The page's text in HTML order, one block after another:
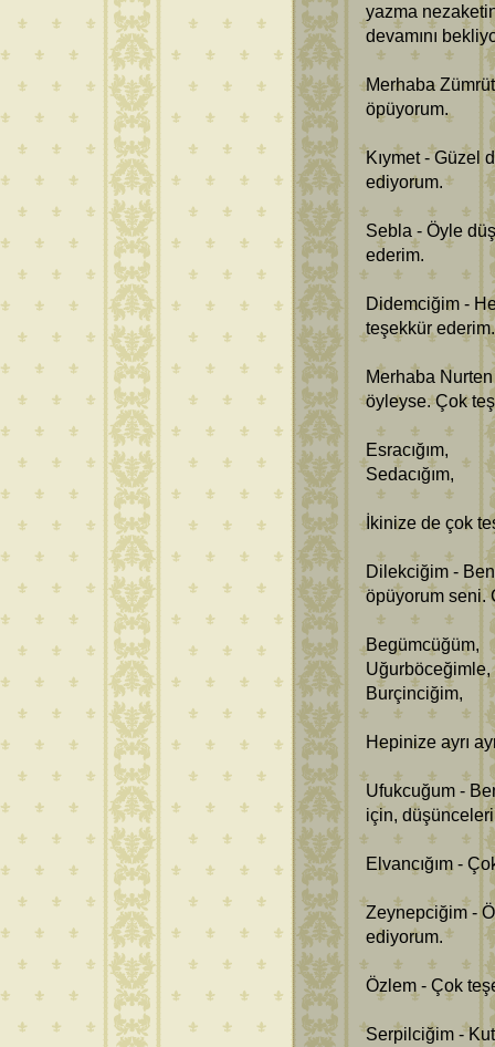
yazma
devamını
Merhaba
öpüyorum.
Kıymet - Güzel
ediyorum.
Sebla - Öyle
ederim.
Didemciğim -
teşekkür
Merhaba
öyleyse. Çok
Esracığım,
Sedacığım,
İkinize de çok
Dilekciğim -
öpüyorum seni.
Begümcüğüm,
Uğurböceğimle,
Burçinciğim,
Hepinize ayrı
Ufukcuğum -
için,
Elvancığım -
Zeynepciğim -
ediyorum.
Özlem - Çok
Serpilciğim -